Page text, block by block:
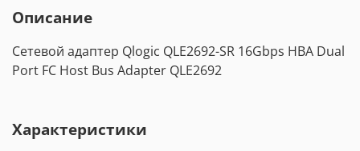
Описание
Сетевой адаптер Qlogic QLE2692-SR 16Gbps HBA Dual
Port FC Host Bus Adapter QLE2692
Характеристики